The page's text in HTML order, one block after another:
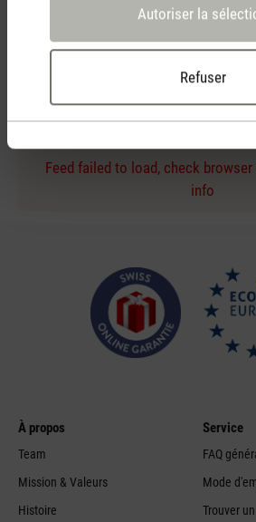
Autoriser la
Refuser
par téléphone ou chat
Feed failed to load, check
info
À propos
Team
Mission & Valeurs
Histoire
Service
FAQ
Mode
Trouver